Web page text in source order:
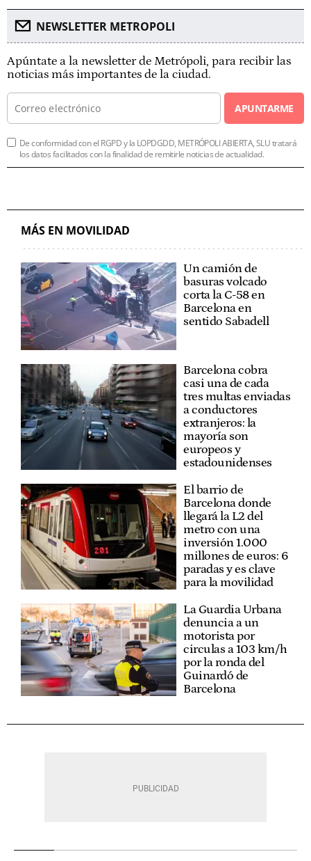
NEWSLETTER METROPOLI
Apúntate a la newsletter de Metrópoli, para recibir las
noticias más importantes de la ciudad.
APUNTARME
De conformidad con el RGPD y la LOPDGDD, METRÓPOLI ABIERTA, SLU tratará
los datos facilitados con la finalidad de remitirle noticias de actualidad.
MÁS EN MOVILIDAD
Un camión de
basuras volcado
corta la C-58 en
Barcelona en
sentido Sabadell
Barcelona cobra
casi una de cada
tres multas enviadas
a conductores
extranjeros: la
mayoría son
europeos y
estadounidenses
El barrio de
Barcelona donde
llegará la L2 del
metro con una
inversión 1.000
millones de euros: 6
paradas y es clave
para la movilidad
La Guardia Urbana
denuncia a un
motorista por
circulas a 103 km/h
por la ronda del
Guinardó de
Barcelona